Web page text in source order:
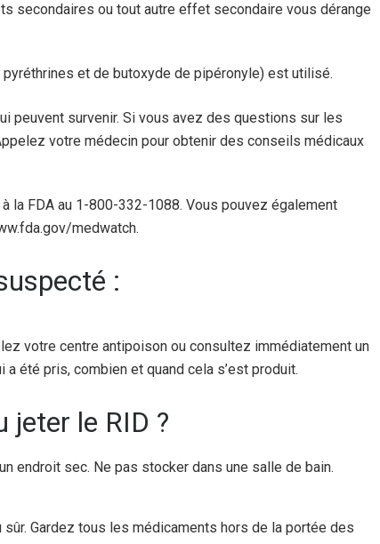
secondaires ou tout autre effet secondaire vous dérange
et de butoxyde de pipéronyle) est utilisé.
peuvent survenir. Si vous avez des questions sur les
votre médecin pour obtenir des conseils médicaux
FDA au 1-800-332-1088. Vous pouvez également
medwatch.
:
votre centre antipoison ou consultez immédiatement un
été pris, combien et quand cela s’est produit.
le RID ?
endroit sec. Ne pas stocker dans une salle de bain.
Gardez tous les médicaments hors de la portée des